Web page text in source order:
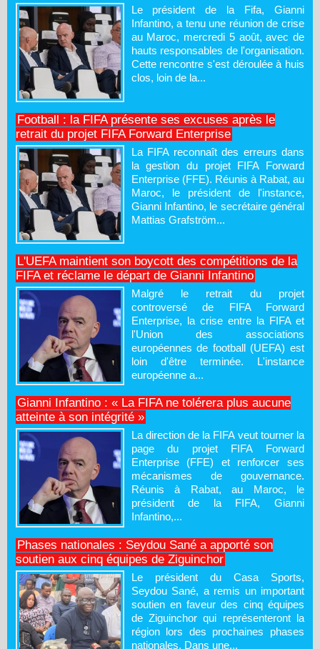
Le président de la Fifa, Gianni
Infantino, a tenu une réunion de crise
au Maroc, mercredi 5 août, avec de
hauts responsables de l'organisation.
Cette rencontre s'est déroulée à huis
clos, loin de la...
Football : la FIFA présente ses excuses après le
retrait du projet FIFA Forward Enterprise
La FIFA reconnaît des erreurs dans
la gestion du projet FIFA Forward
Enterprise (FFE). Réunis à Rabat, au
Maroc, le président de l'instance,
Gianni Infantino, le secrétaire général
Mattias Grafström...
L'UEFA maintient son boycott des compétitions de la
FIFA et réclame le départ de Gianni Infantino
Malgré le retrait du projet
controversé de FIFA Forward
Enterprise, la crise entre la FIFA et
l'Union des associations
européennes de football (UEFA) est
loin d'être terminée. L'instance
européenne a...
Gianni Infantino : « La FIFA ne tolérera plus aucune
atteinte à son intégrité »
La direction de la FIFA veut tourner la
page du projet FIFA Forward
Enterprise (FFE) et renforcer ses
mécanismes de gouvernance.
Réunis à Rabat, au Maroc, le
président de la FIFA, Gianni
Infantino,...
Phases nationales : Seydou Sané a apporté son
soutien aux cinq équipes de Ziguinchor
Le président du Casa Sports,
Seydou Sané, a remis un important
soutien en faveur des cinq équipes
de Ziguinchor qui représenteront la
région lors des prochaines phases
nationales. Dans une...